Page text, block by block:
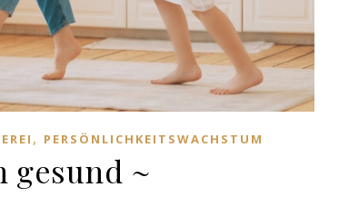
, PERSÖNLICHKEITSWACHSTUM
gesund ~